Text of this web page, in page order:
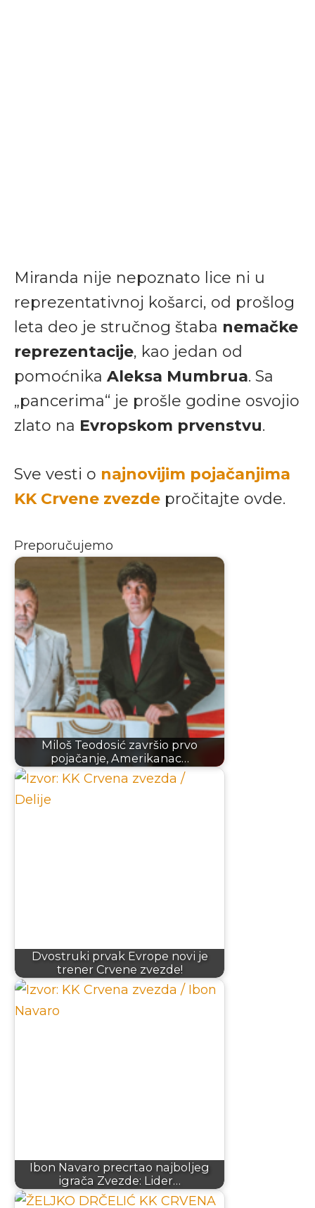
Miranda nije nepoznato lice ni u
reprezentativnoj košarci, od prošlog
leta deo je stručnog štaba nemačke
reprezentacije, kao jedan od
pomoćnika Aleksa Mumbrua. Sa
„pancerima“ je prošle godine osvojio
zlato na Evropskom prvenstvu.
Sve vesti o najnovijim pojačanjima
KK Crvene zvezde pročitajte ovde.
Preporučujemo
Miloš Teodosić završio prvo
pojačanje, Amerikanac…
Dvostruki prvak Evrope novi je
trener Crvene zvezde!
Ibon Navaro precrtao najboljeg
igrača Zvezde: Lider…